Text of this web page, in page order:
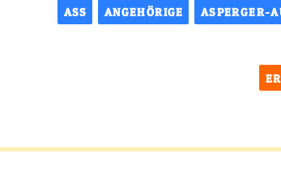
ASS ANGEHÖRIGE ASPERGER-